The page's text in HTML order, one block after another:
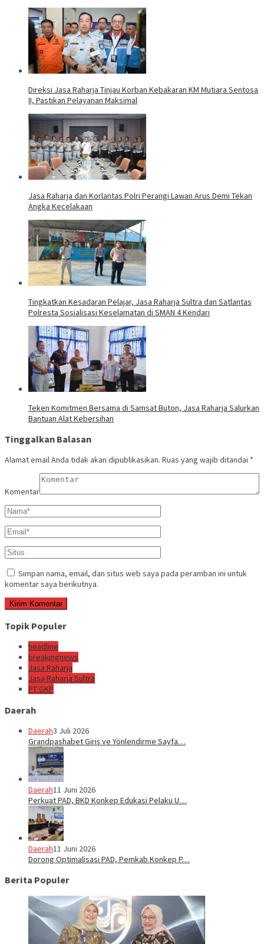
Direksi Jasa Raharja Tinjau Korban Kebakaran KM Mutiara Sentosa
II, Pastikan Pelayanan Maksimal
Jasa Raharja dan Korlantas Polri Perangi Lawan Arus Demi Tekan
Angka Kecelakaan
Tingkatkan Kesadaran Pelajar, Jasa Raharja Sultra dan Satlantas
Polresta Sosialisasi Keselamatan di SMAN 4 Kendari
Teken Komitmen Bersama di Samsat Buton, Jasa Raharja Salurkan
Bantuan Alat Kebersihan
Tinggalkan Balasan
Alamat email Anda tidak akan dipublikasikan. Ruas yang wajib ditandai *
Komentar
Simpan nama, email, dan situs web saya pada peramban ini untuk
komentar saya berikutnya.
Topik Populer
headline
breakingnews
Jasa Raharja
Jasa Raharja Sultra
PT GKP
Daerah
Daerah3 Juli 2026
Grandpashabet Giriş ve Yönlendirme Sayfa…
Daerah11 Juni 2026
Perkuat PAD, BKD Konkep Edukasi Pelaku U…
Daerah11 Juni 2026
Dorong Optimalisasi PAD, Pemkab Konkep P…
Berita Populer